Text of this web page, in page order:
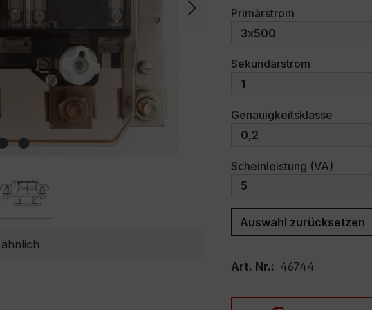
Primärstrom
Sekundärstrom
Genauigkeitsklasse
Scheinleistung (VA)
Auswahl zurücksetzen
Art. Nr.: 46744